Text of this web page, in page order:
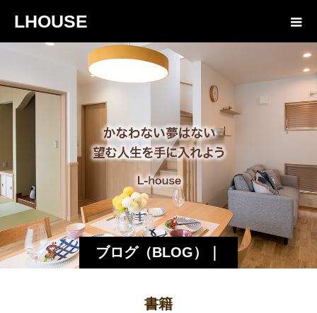
LHOUSE
ブログ（BLOG）｜
書籍